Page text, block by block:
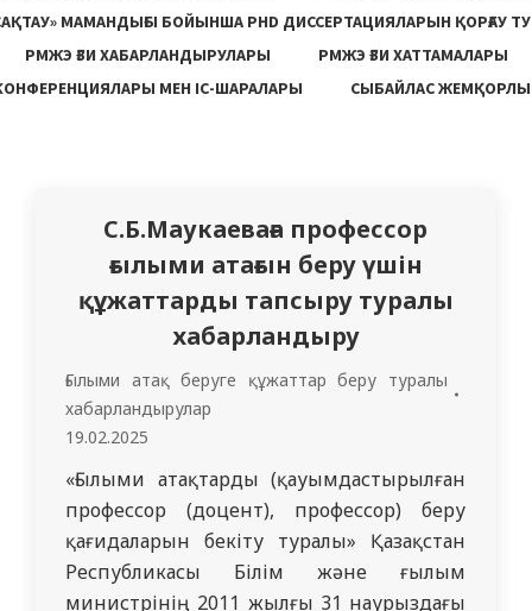
МАМАНДЫҒЫ БОЙЫНША PHD ДИССЕРТАЦИЯЛАРЫН ҚОРҒАУ
РМЖЭ ҒЗИ ХАБАРЛАНДЫРУЛАРЫ
РМЖЭ ҒЗИ ХАТТАМАЛАРЫ
МЕН ІС-ШАРАЛАРЫ
СЫБАЙЛАС
С.Б.Маукаеваға профессор
ғылыми атағын беру үшін
құжаттарды тапсыру туралы
хабарландыру
Ғылыми атақ беруге құжаттар беру туралы
хабарландырулар
19.02.2025
«Ғылыми атақтарды (қауымдастырылған
профессор (доцент), профессор) беру
қағидаларын бекіту туралы» Қазақстан
Республикасы Білім және ғылым
министрінің 2011 жылғы 31 наурыздағы